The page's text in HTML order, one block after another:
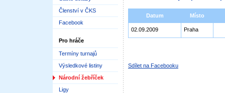
Členství v ČKS
Facebook
Pro hráče
Termíny turnajů
Výsledkové listiny
Národní žebříček
Ligy
Datum Místo
02.09.2009 Praha
Sdílet na Facebooku